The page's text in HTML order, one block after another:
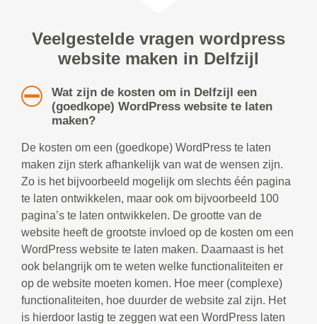
Veelgestelde vragen wordpress
website maken in Delfzijl
Wat zijn de kosten om in Delfzijl een
(goedkope) WordPress website te laten
maken?
De kosten om een (goedkope) WordPress te laten
maken zijn sterk afhankelijk van wat de wensen zijn.
Zo is het bijvoorbeeld mogelijk om slechts één pagina
te laten ontwikkelen, maar ook om bijvoorbeeld 100
pagina’s te laten ontwikkelen. De grootte van de
website heeft de grootste invloed op de kosten om een
WordPress website te laten maken. Daarnaast is het
ook belangrijk om te weten welke functionaliteiten er
op de website moeten komen. Hoe meer (complexe)
functionaliteiten, hoe duurder de website zal zijn. Het
is hierdoor lastig te zeggen wat een WordPress laten